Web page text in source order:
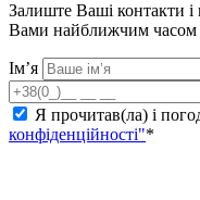
Залиште Ваші контакти
Вами найближчим часом
Ім’я
Я прочитав(ла) і
конфіденційності"*